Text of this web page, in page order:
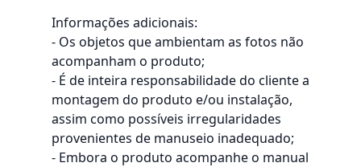
Informações adicionais:
- Os objetos que ambientam as fotos não
acompanham o produto;
- É de inteira responsabilidade do cliente a
montagem do produto e/ou instalação,
assim como possíveis irregularidades
provenientes de manuseio inadequado;
- Embora o produto acompanhe o manual